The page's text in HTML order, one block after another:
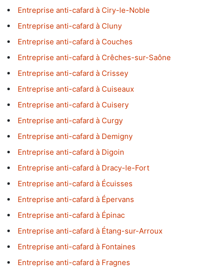
Entreprise anti-cafard à Ciry-le-Noble
Entreprise anti-cafard à Cluny
Entreprise anti-cafard à Couches
Entreprise anti-cafard à Crêches-sur-Saône
Entreprise anti-cafard à Crissey
Entreprise anti-cafard à Cuiseaux
Entreprise anti-cafard à Cuisery
Entreprise anti-cafard à Curgy
Entreprise anti-cafard à Demigny
Entreprise anti-cafard à Digoin
Entreprise anti-cafard à Dracy-le-Fort
Entreprise anti-cafard à Écuisses
Entreprise anti-cafard à Épervans
Entreprise anti-cafard à Épinac
Entreprise anti-cafard à Étang-sur-Arroux
Entreprise anti-cafard à Fontaines
Entreprise anti-cafard à Fragnes